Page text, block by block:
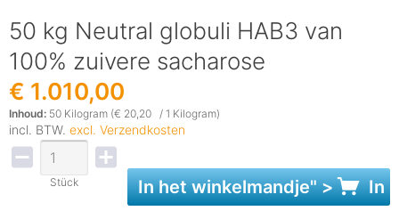
50 kg Neutral globuli HAB3 van
100% zuivere sacharose
€ 1.010,00
Inhoud: 50 Kilogram (€ 20,20 / 1 Kilogram)
incl. BTW. excl. Verzendkosten
Stück In hetwinkelmandje" > In